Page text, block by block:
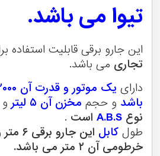
تیوا می باشد.
این جارو برقی قابلیت استفاده
تجاریمی باشد.
دارای
باشدو حجممخزن آن ۵ لیتر و
A.B.S است.
طولکابلاین جارو برقی ۶ متر و
خرطومی آن ۲ متر می باشد.